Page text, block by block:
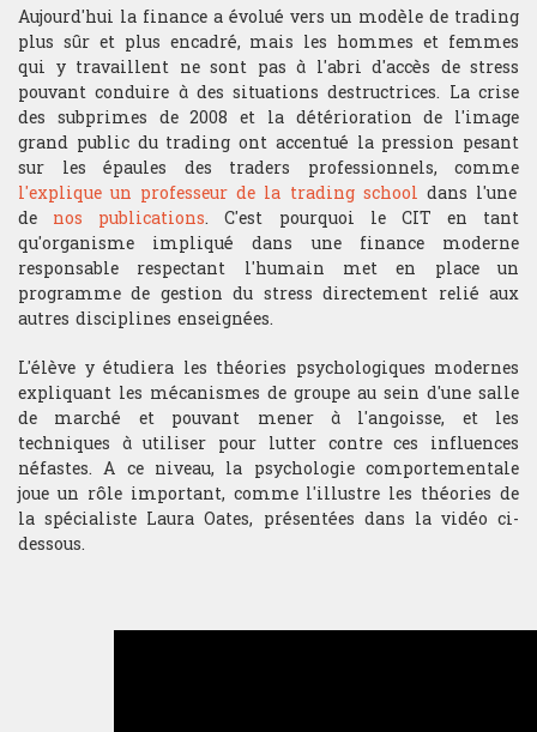
Aujourd'hui la finance a évolué vers un modèle de trading
plus sûr et plus encadré, mais les hommes et femmes
qui y travaillent ne sont pas à l'abri d'accès de stress
pouvant conduire à des situations destructrices. La crise
des subprimes de 2008 et la détérioration de l'image
grand public du trading ont accentué la pression pesant
sur les épaules des traders professionnels, comme
l'explique un professeur de la trading school dans l'une
de nos publications. C'est pourquoi le CIT en tant
qu'organisme impliqué dans une finance moderne
responsable respectant l'humain met en place un
programme de gestion du stress directement relié aux
autres disciplines enseignées.
L'élève y étudiera les théories psychologiques modernes
expliquant les mécanismes de groupe au sein d'une salle
de marché et pouvant mener à l'angoisse, et les
techniques à utiliser pour lutter contre ces influences
néfastes. A ce niveau, la psychologie comportementale
joue un rôle important, comme l'illustre les théories de
la spécialiste Laura Oates, présentées dans la vidéo ci-
dessous.